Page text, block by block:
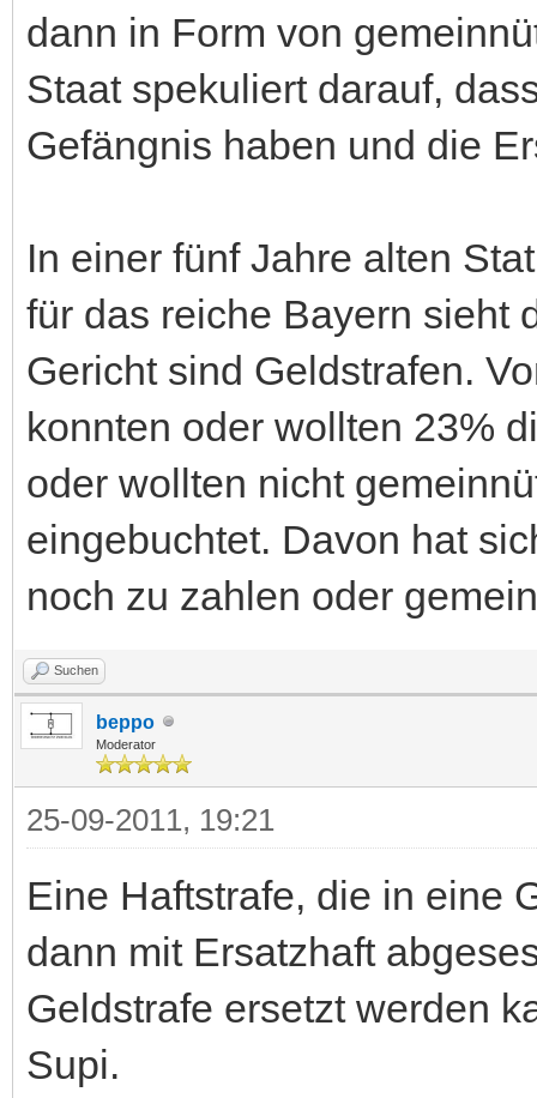
dann in Form von
Staat spekuliert darauf,
Gefängnis haben und die
In einer fünf Jahre alten
für das reiche Bayern sieht
Gericht sind Geldstrafen.
konnten oder wollten 23%
oder wollten nicht
eingebuchtet. Davon hat
noch zu zahlen oder
Suchen
beppo
Moderator
25-09-2011, 19:21
Eine Haftstrafe, die in eine
dann mit Ersatzhaft
Geldstrafe ersetzt werden
Supi.